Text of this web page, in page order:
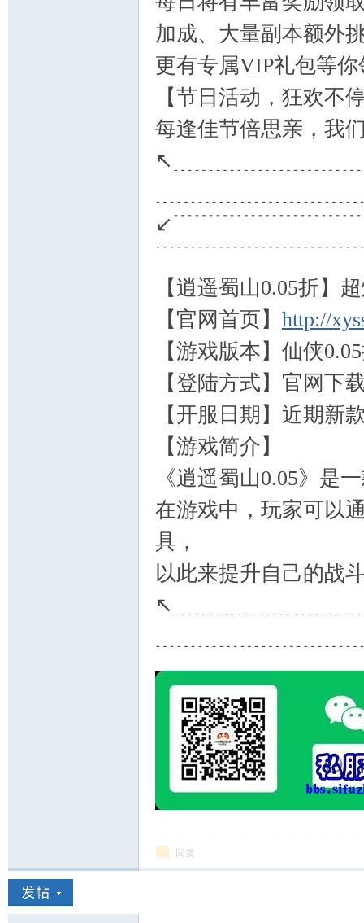
加成、大量副本额
更有专属VIP礼包等
【节日活动，狂欢不
每逢佳节倍思亲，我
【逍遥蜀山0.05折】
【官网首页】 http://
【游戏版本】仙侠
【登陆方式】官网下
【开服日期】近期新
【游戏简介】
《逍遥蜀山0.05》是
在游戏中，玩家可以
具，
以此来提升自己的战
回复